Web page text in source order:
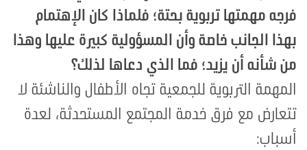
فرجه مهمتها تربوية بحتة؛ فلماذا كان الإهتمام
بهذا الجانب خاصة وأن المسؤولية كبيرة عليها وهذا
من شأنه أن يزيد؛ فما الذي دعاها لذلك؟
المهمة التربوية للجمعية تجاه الأطفال والناشئة لا
تتعارض مع فرق خدمة المجتمع المستحدثة، لعدة
أسباب: